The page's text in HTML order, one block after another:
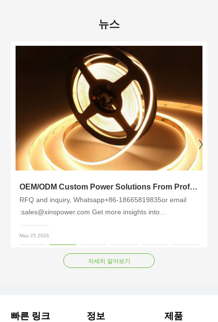
뉴스
OEM/ODM Custom Power Solutions From Professional Factory Xinspower for Global LED Strips Brands
RFQ and inquiry, Whatsapp+86-18665819835or email
:sales@xinspower.com Get more insights into
industryhttps://www.xinspowertech.com/news.html The
global LED strip lighting market continues it……
May 25 2026
자세히 알아보기
빠른 링크 정보 제품